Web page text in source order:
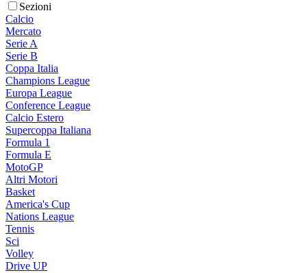
Sezioni
Calcio
Mercato
Serie A
Serie B
Coppa Italia
Champions League
Europa League
Conference League
Calcio Estero
Supercoppa Italiana
Formula 1
Formula E
MotoGP
Altri Motori
Basket
America's Cup
Nations League
Tennis
Sci
Volley
Drive UP